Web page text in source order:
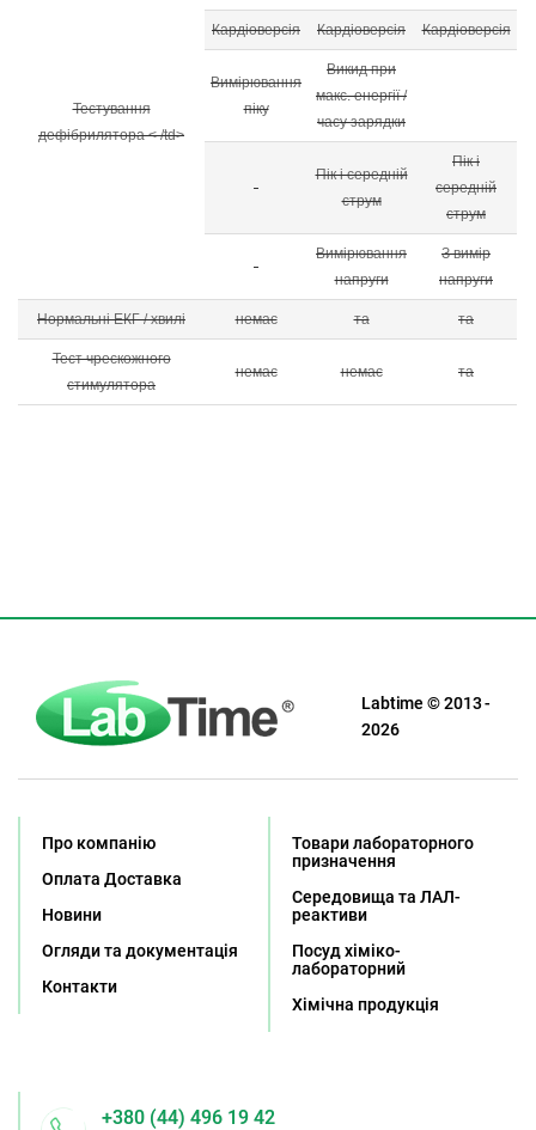
Тестування
дефібрилятора < /td>
Кардіоверсія Кардіоверсія Кардіоверсія
Вимірювання
піку
Викид при
макс. енергії /
часу зарядки
-
Пік і середній
струм
Пік і
середній
струм
-
Вимірювання
напруги
З вимір
напруги
Нормальні ЕКГ / хвилі немає та та
Тест чрескожного
стимулятора
немає немає та
Labtime © 2013 -
2026
Про компанію
Оплата Доставка
Новини
Огляди та документація
Контакти
Товари лабораторного
призначення
Середовища та ЛАЛ-
реактиви
Посуд хіміко-
лабораторний
Хімічна продукція
+380 (44) 496 19 42